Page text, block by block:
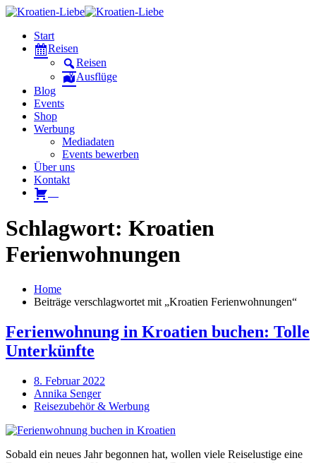
Start
Reisen
Reisen
Ausflüge
Blog
Events
Shop
Werbung
Mediadaten
Events bewerben
Über uns
Kontakt
Schlagwort: Kroatien
Ferienwohnungen
Home
Beiträge verschlagwortet mit „Kroatien Ferienwohnungen“
Ferienwohnung in Kroatien buchen: Tolle
Unterkünfte
8. Februar 2022
Annika Senger
Reisezubehör & Werbung
Sobald ein neues Jahr begonnen hat, wollen viele Reiselustige eine